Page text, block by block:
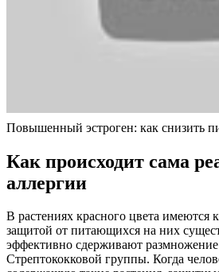
Повышенный эстроген: как снизить
Как происходит сама
аллергии
В растениях красного цвета имеются
защитой от питающихся на них
эффективно сдерживают размножение
Стрептококковой группы. Когда